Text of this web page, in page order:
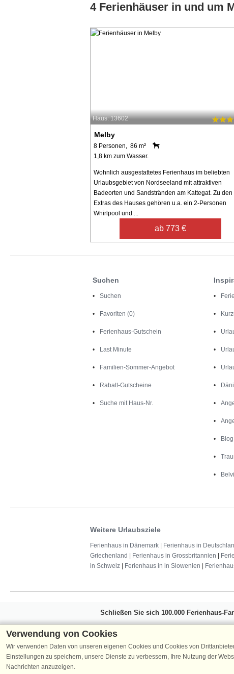
4 Ferienhäuser in und um
Haus: 13602
Melby
8 Personen, 86 m²
1,8 km zum Wasser.
Wohnlich ausgestattetes Ferienhaus im beliebten
Urlaubsgebiet von Nordseeland mit attraktiven
Badeorten und Sandstränden am Kattegat. Zu den
Extras des Hauses gehören u.a. ein 2-Personen
Whirlpool und ...
ab 773 €
Suchen
Suchen
Favoriten (0)
Ferienhaus-Gutschein
Last Minute
Familien-Sommer-Angebot
Rabatt-Gutscheine
Suche mit Haus-Nr.
Blog
Weitere Urlaubsziele
Ferienhaus in Dänemark | Ferienhaus in
Griechenland | Ferienhaus in Grossbritannien |
in Schweiz | Ferienhaus in in Slowenien |
Schließen Sie sich 100.000 Ferienhaus-
Ferienhausurlaub - melden Sie sich einfach für
Verpassen Sie nie wieder exklusive Angebote,
Verwendung von Cookies
Wir verwenden Daten von unseren eigenen Cookies und Cookies von
Einstellungen zu speichern, unsere Dienste zu verbessern, Ihre Nutzung der
Nachrichten anzuzeigen.